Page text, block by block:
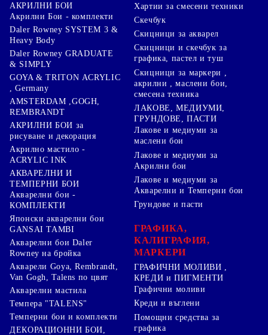
АКРИЛНИ БОИ
Акрилни Бои - комплекти
Daler Rowney SYSTEM 3 &
Heavy Body
Daler Rowney GRADUATE
& SIMPLY
GOYA & TRITON АCRYLIC
, Germany
AMSTERDAM ,GOGH,
REMBRANDT
АКРИЛНИ БОИ за
рисуване и декорация
Акрилно мастило -
ACRYLIC INK
АКВАРЕЛНИ И
ТЕМПЕРНИ БОИ
Акварелни бои -
КОМПЛЕКТИ
Японски акварелни бои
GANSAI TAMBI
Акварелни бои Daler
Rowney на бройка
Акварели Goya, Rembrandt,
Van Gogh, Talens по цвят
Акварелни мастила
Темпера "TALENS"
Темперни бои и комплекти
ДЕКОРАЦИОННИ БОИ,
Хартии за смесени техники
Скечбук
Скицници за акварел
Скицници и скечбук за
графика, пастел и туш
Скицници за маркери ,
акрилни , маслени бои,
смесена техника
ЛАКОВЕ, МЕДИУМИ,
ГРУНДОВЕ, ПАСТИ
Лакове и медиуми за
маслени бои
Лакове и медиуми за
Акрилни бои
Лакове и медиуми за
Акварелни и Темперни бои
Грундове и пасти
ГРАФИКА,
КАЛИГРАФИЯ,
МАРКЕРИ
ГРАФИЧНИ МОЛИВИ ,
КРЕДИ и ПИГМЕНТИ
Графични моливи
Креди и въглени
Помощни средства за
графика